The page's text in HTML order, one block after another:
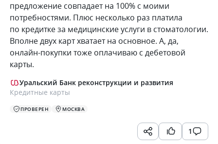
предложение совпадает на 100% с моими
потребностями. Плюс несколько раз платила
по кредитке за медицинские услуги в стоматологии.
Вполне двух карт хватает на основное. А, да,
онлайн-покупки тоже оплачиваю с дебетовой
карты.
Уральский Банк реконструкции и развития
Кредитные карты
ПРОВЕРЕН МОСКВА
1